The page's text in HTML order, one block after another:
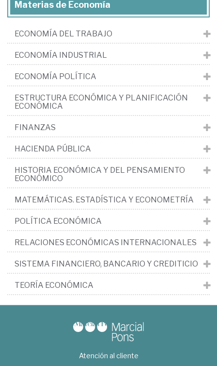
Materias de Economía
ECONOMÍA DEL TRABAJO
ECONOMÍA INDUSTRIAL
ECONOMÍA POLÍTICA
ESTRUCTURA ECONÓMICA Y PLANIFICACIÓN
ECONÓMICA
FINANZAS
HACIENDA PÚBLICA
HISTORIA ECONÓMICA Y DEL PENSAMIENTO
ECONÓMICO
MATEMÁTICAS. ESTADÍSTICA Y ECONOMETRÍA
POLÍTICA ECONÓMICA
RELACIONES ECONÓMICAS INTERNACIONALES
SISTEMA FINANCIERO, BANCARIO Y CREDITICIO
TEORÍA ECONÓMICA
Atención al cliente